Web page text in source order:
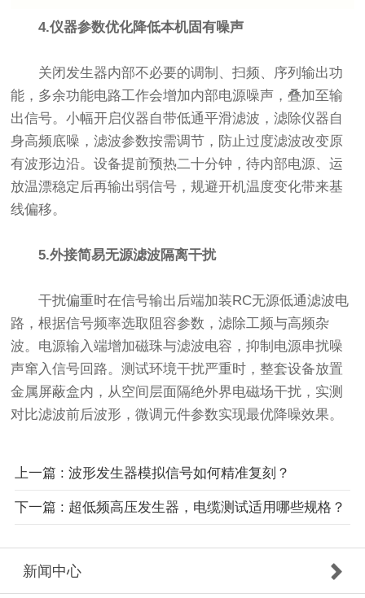
4.仪器参数优化降低本机固有噪声
关闭发生器内部不必要的调制、扫频、序列输出功
能，多余功能电路工作会增加内部电源噪声，叠加至输
出信号。小幅开启仪器自带低通平滑滤波，滤除仪器自
身高频底噪，滤波参数按需调节，防止过度滤波改变原
有波形边沿。设备提前预热二十分钟，待内部电源、运
放温漂稳定后再输出弱信号，规避开机温度变化带来基
线偏移。
5.外接简易无源滤波隔离干扰
干扰偏重时在信号输出后端加装RC无源低通滤波电
路，根据信号频率选取阻容参数，滤除工频与高频杂
波。电源输入端增加磁珠与滤波电容，抑制电源串扰噪
声窜入信号回路。测试环境干扰严重时，整套设备放置
金属屏蔽盒内，从空间层面隔绝外界电磁场干扰，实测
对比滤波前后波形，微调元件参数实现最优降噪效果。
上一篇 : 波形发生器模拟信号如何精准复刻？
下一篇 : 超低频高压发生器，电缆测试适用哪些规格？
新闻中心